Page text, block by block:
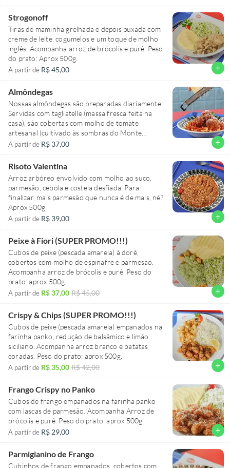
Strogonoff
Tiras de maminha grelhada e depois puxada com
creme de leite, cogumelos e um toque de molho
inglês. Acompanha arroz de brócolis e purê. Peso
do prato: Aprox 500g.
A partir de R$ 45,00 add
Almôndegas
Nossas almôndegas são preparadas diariamente.
Servidas com tagliatelle (massa fresca feita na
casa), são cobertas com molho de tomate
artesanal (cultivado às sombras do Monte
Vesúvio) e finalizadas com parmesão curado
A partir de R$ 37,00 add
Risoto Valentina
Arroz arbóreo envolvido com molho ao suco,
parmesão, cebola e costela desfiada. Para
finalizar, mais parmesão que nunca é de mais, né?
Aprox 500g
A partir de R$ 39,00 add
Peixe à Fiori (SUPER PROMO!!!)
Cubos de peixe (pescada amarela) à dorê,
cobertos com molho de espinafre e parmesão.
Acompanha arroz de brócolis e purê. Peso do
prato: aprox 500g.
A partir de R$ 37,00 R$ 45,00 add
Crispy & Chips (SUPER PROMO!!!)
Cubos de peixe (pescada amarela) empanados na
farinha panko, redução de balsâmico e limão
siciliano. Acompanha arroz branco e batatas
coradas. Peso do prato: aprox 500g.
A partir de R$ 35,00 R$ 42,00 add
Frango Crispy no Panko
Cubos de frango empanados na farinha panko
com lascas de parmesão. Acompanha Arroz de
brócolis e purê. Peso do prato: aprox 500g.
A partir de R$ 29,00 add
Parmigianino de Frango
Cubinhos de frango empanados, cobertos com